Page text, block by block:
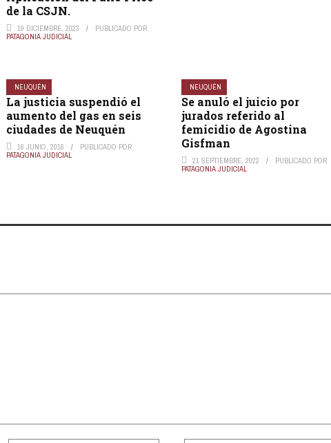
de la CSJN.
19 DICIEMBRE, 2023
PUBLICADO POR
PATAGONIA JUDICIAL
NEUQUÉN
La justicia suspendió el
aumento del gas en seis
ciudades de Neuquén
16 JUNIO, 2016
PUBLICADO POR
PATAGONIA JUDICIAL
NEUQUÉN
Se anuló el juicio por
jurados referido al
femicidio de Agostina
Gisfman
21 SEPTIEMBRE, 2022
PUBLICADO POR
PATAGONIA JUDICIAL